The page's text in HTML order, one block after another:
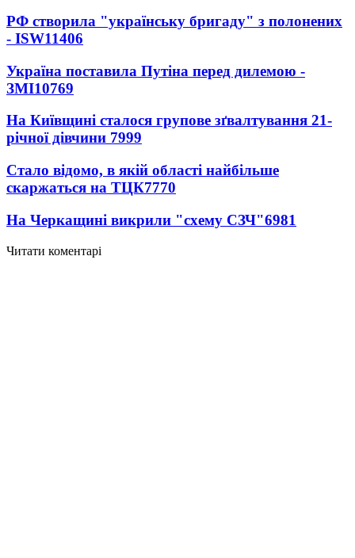
РФ створила "українську бригаду" з полонених
- ISW11406
Україна поставила Путіна перед дилемою -
ЗМІ10769
На Київщині сталося групове зґвалтування 21-
річної дівчини 7999
Стало відомо, в якій області найбільше
скаржаться на ТЦК7770
На Черкащині викрили "схему СЗЧ"6981
Читати коментарі